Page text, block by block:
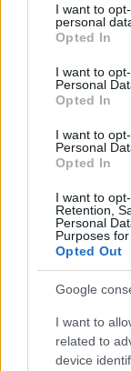
not limited to
grant or deny
use your data
consent section.
I want to
personal
Opted In
I want to
Personal
Opted In
I want to
Personal
Opted In
I want to
Retention,
Personal
Purposes
Opted Out
Google
I want to
related to
device
Vajnai állítása
személyes
rendőrök